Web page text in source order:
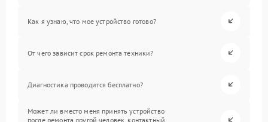
Как я узнаю, что мое устройство готово?
От чего зависит срок ремонта техники?
Диагностика проводится бесплатно?
Может ли вместо меня принять устройство
после ремонта другой человек, контактный